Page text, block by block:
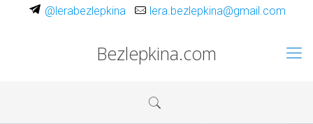
@lerabezlepkina lera.bezlepkina@gmail.com
Bezlepkina.com